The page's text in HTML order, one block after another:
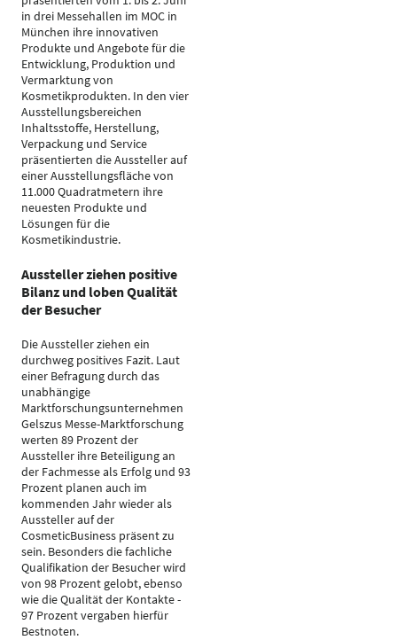
in drei Messehallen im MOC in
München ihre innovativen
Produkte und Angebote für die
Entwicklung, Produktion und
Vermarktung von
Kosmetikprodukten. In den vier
Ausstellungsbereichen
Inhaltsstoffe, Herstellung,
Verpackung und Service
präsentierten die Aussteller auf
einer Ausstellungsfläche von
11.000 Quadratmetern ihre
neuesten Produkte und
Lösungen für die
Kosmetikindustrie.
Aussteller ziehen positive
Bilanz und loben Qualität
der Besucher
Die Aussteller ziehen ein
durchweg positives Fazit. Laut
einer Befragung durch das
unabhängige
Marktforschungsunternehmen
Gelszus Messe-Marktforschung
werten 89 Prozent der
Aussteller ihre Beteiligung an
der Fachmesse als Erfolg und 93
Prozent planen auch im
kommenden Jahr wieder als
Aussteller auf der
CosmeticBusiness präsent zu
sein. Besonders die fachliche
Qualifikation der Besucher wird
von 98 Prozent gelobt, ebenso
wie die Qualität der Kontakte -
97 Prozent vergaben hierfür
Bestnoten.